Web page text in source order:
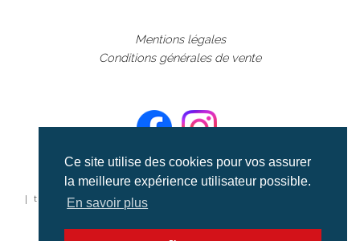
Ce site utilise des cookies pour vos assurer
la meilleure expérience utilisateur possible.
En savoir plus
Mentions légales
Conditions générales de vente
©aerialcollection marque déposée 2024
| tous droits réservés | aerialcollection.fr banque d'images
aériennes et documentaires video et cinéma |